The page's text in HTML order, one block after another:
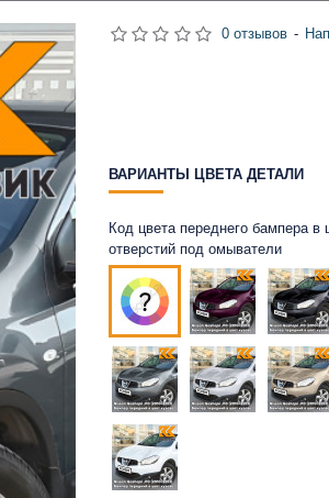
0 отзывов -
ВАРИАНТЫ ЦВЕТА ДЕТАЛИ
Код цвета переднего бампера в
отверстий под омыватели